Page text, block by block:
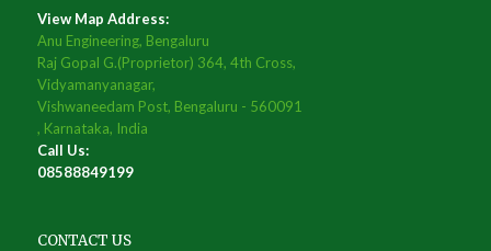
View Map Address:
Anu Engineering, Bengaluru
Raj Gopal G.(Proprietor) 364, 4th Cross,
Vidyamanyanagar,
Vishwaneedam Post, Bengaluru - 560091
, Karnataka, India
Call Us:
08588849199
CONTACT US